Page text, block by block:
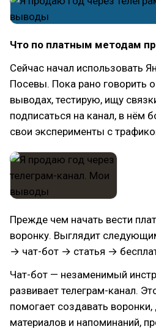
Что по платным методам
Сейчас начал использовать
Посевы. Пока рано говорить
выводах, тестирую, ищу
подписаться на канал, в нём
свои эксперименты с
Прежде чем начать вести
воронку. Выглядит
→ чат-бот → статья →
Чат-бот — незаменимый
развивает телеграм-канал.
помогает создавать
материалов и напоминаний,